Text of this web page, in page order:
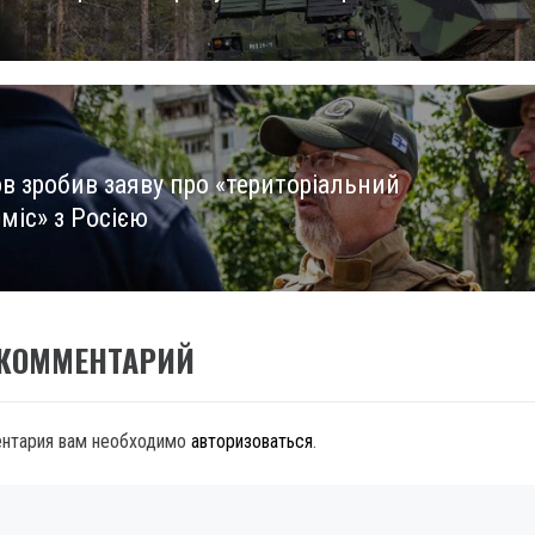
зробив заяву про «територіальний
з Росією
вам необходимо авторизоваться.